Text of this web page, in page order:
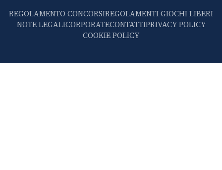
REGOLAMENTO CONCORSIREGOLAMENTI GIOCHI LIBERI
NOTE LEGALICORPORATECONTATTIPRIVACY POLICY
COOKIE POLICY